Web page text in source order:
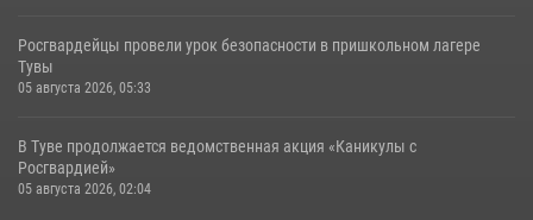
Росгвардейцы провели урок безопасности в пришкольном лагере
Тувы
05 августа 2026, 05:33
В Туве продолжается ведомственная акция «Каникулы с
Росгвардией»
05 августа 2026, 02:04